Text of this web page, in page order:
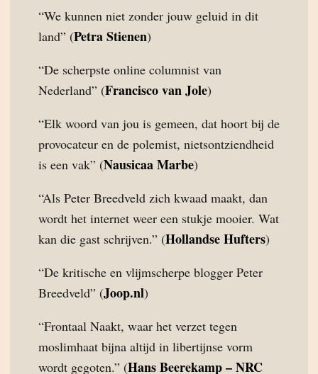
“We kunnen niet zonder jouw geluid in dit
land” (Petra Stienen)
“De scherpste online columnist van
Nederland” (Francisco van Jole)
“Elk woord van jou is gemeen, dat hoort bij de
provocateur en de polemist, nietsontziendheid
is een vak” (Nausicaa Marbe)
“Als Peter Breedveld zich kwaad maakt, dan
wordt het internet weer een stukje mooier. Wat
kan die gast schrijven.” (Hollandse Hufters)
“De kritische en vlijmscherpe blogger Peter
Breedveld” (Joop.nl)
“Frontaal Naakt, waar het verzet tegen
moslimhaat bijna altijd in libertijnse vorm
wordt gegoten.” (Hans Beerekamp – NRC